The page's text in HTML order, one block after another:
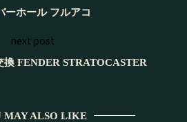
ーホール フルアコ
next post
換 FENDER STRATOCASTER
MAY ALSO LIKE